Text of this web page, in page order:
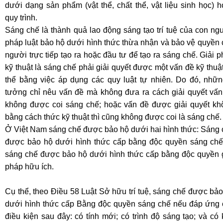
dưới dạng sản phẩm (vật thể, chất thể, vật liệu sinh học)
quy trình.
Sáng chế là thành quả lao động sáng tạo trí tuệ của con
pháp luật bảo hộ dưới hình thức thừa nhận và bảo vệ quyền
người trực tiếp tạo ra hoặc đầu tư để tạo ra sáng chế. Giải
kỹ thuật là sáng chế phải giải quyết được một vấn đề kỹ
thể bằng việc áp dụng các quy luật tự nhiên. Do đó,
tưởng chỉ nêu vấn đề mà không đưa ra cách giải quyết
không được coi sáng chế; hoặc vấn đề được giải quyết
bằng cách thức kỹ thuật thì cũng không được coi là sáng chế.
Ở Việt Nam sáng chế được bảo hộ dưới hai hình thức: Sáng
được bảo hộ dưới hình thức cấp bằng độc quyền sáng
sáng chế được bảo hộ dưới hình thức cấp bằng độc quyền
pháp hữu ích.
Cụ thể, theo Điều 58 Luật Sở hữu trí tuệ, sáng chế được
dưới hình thức cấp Bằng độc quyền sáng chế nếu đáp ứng
điều kiện sau đây: có tính mới; có trình độ sáng tạo; và có